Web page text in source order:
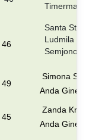
46
Santa
Ludmila
Semjonova
49
Simona
Anda
45
Zanda
Anda